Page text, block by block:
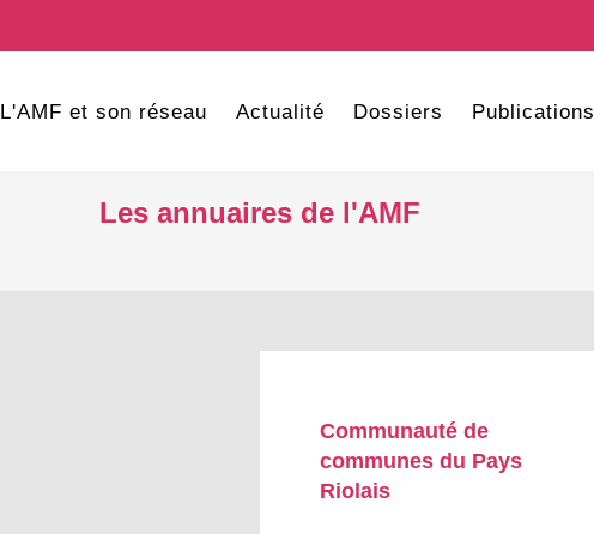
L'AMF et son réseau Actualité Dossiers Publications
Les annuaires de l'AMF
Communauté de
communes du Pays
Riolais